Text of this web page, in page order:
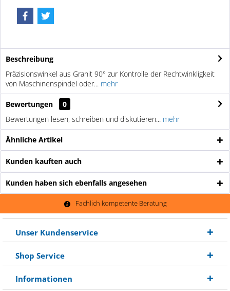
Beschreibung
Präzisionswinkel aus Granit 90° zur Kontrolle der Rechtwinkligkeit
von Maschinenspindel oder... mehr
Bewertungen
0
Bewertungen lesen, schreiben und diskutieren... mehr
Ähnliche Artikel
Kunden kauften auch
Kunden haben sich ebenfalls angesehen
Fachlich kompetente Beratung
Unser Kundenservice
Shop Service
Informationen